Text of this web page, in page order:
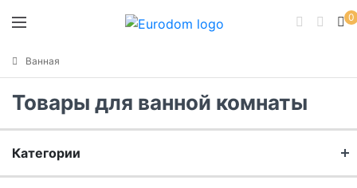
0
Ванная
Товары для ванной комнаты
Категории